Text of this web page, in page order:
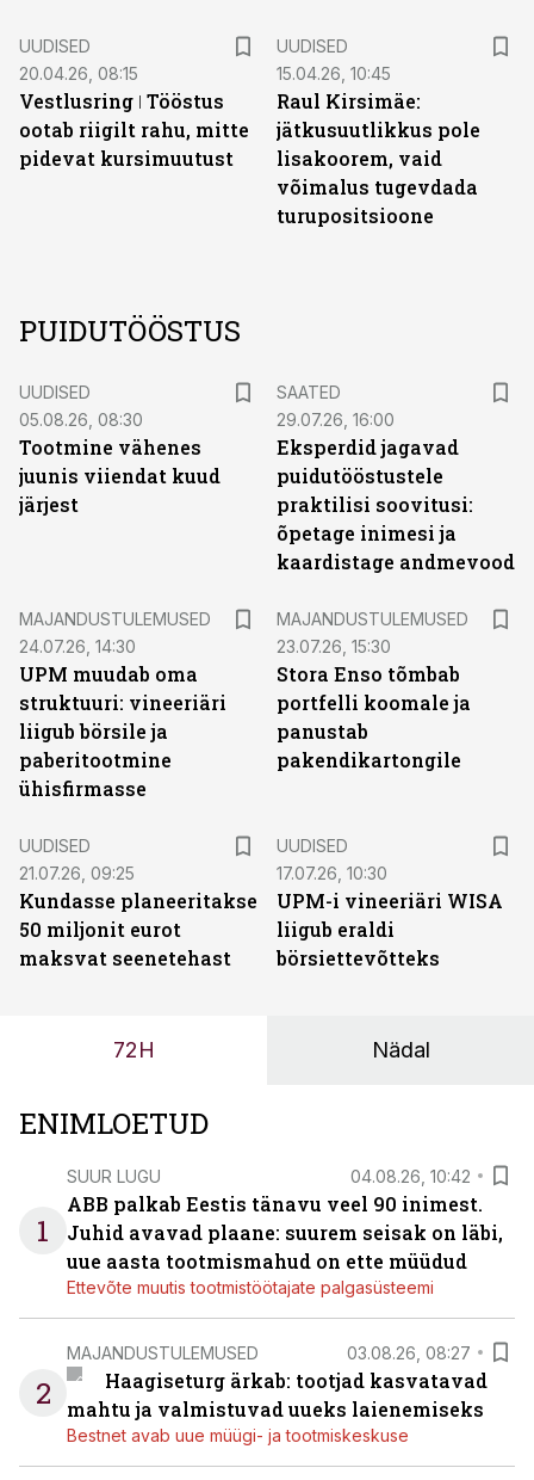
UUDISED
20.04.26, 08:15
Vestlusring ǀ Tööstus
ootab riigilt rahu, mitte
pidevat kursimuutust
UUDISED
15.04.26, 10:45
Raul Kirsimäe:
jätkusuutlikkus pole
lisakoorem, vaid
võimalus tugevdada
turupositsioone
PUIDUTÖÖSTUS
UUDISED
05.08.26, 08:30
Tootmine vähenes
juunis viiendat kuud
järjest
SAATED
29.07.26, 16:00
Eksperdid jagavad
puidutööstustele
praktilisi soovitusi:
õpetage inimesi ja
kaardistage andmevood
MAJANDUSTULEMUSED
24.07.26, 14:30
UPM muudab oma
struktuuri: vineeriäri
liigub börsile ja
paberitootmine
ühisfirmasse
MAJANDUSTULEMUSED
23.07.26, 15:30
Stora Enso tõmbab
portfelli koomale ja
panustab
pakendikartongile
UUDISED
21.07.26, 09:25
Kundasse planeeritakse
50 miljonit eurot
maksvat seenetehast
UUDISED
17.07.26, 10:30
UPM-i vineeriäri WISA
liigub eraldi
börsiettevõtteks
72H Nädal
ENIMLOETUD
1
SUUR LUGU 04.08.26, 10:42
ABB palkab Eestis tänavu veel 90 inimest.
Juhid avavad plaane: suurem seisak on läbi,
uue aasta tootmismahud on ette müüdud
Ettevõte muutis tootmistöötajate palgasüsteemi
2
MAJANDUSTULEMUSED 03.08.26, 08:27
Haagiseturg ärkab: tootjad kasvatavad
mahtu ja valmistuvad uueks laienemiseks
Bestnet avab uue müügi- ja tootmiskeskuse